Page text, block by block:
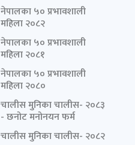
नेपालका ५० प्रभावशाली
महिला २०८२
नेपालका ५० प्रभावशाली
महिला २०८१
नेपालका ५० प्रभावशाली
महिला २०८०
चालीस मुनिका चालीस- २०८३
- छनोट मनोनयन फर्म
चालीस मुनिका चालीस- २०८२